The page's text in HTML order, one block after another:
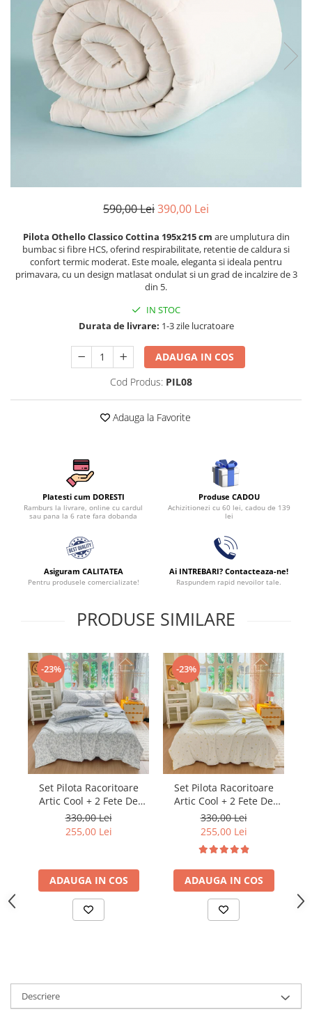
Cearceaf cu elastic
Cearceaf normal
Lenjerii De Pat Creponate
Lenjerii De Pat Bumbac Poplin 2
Persoane
Lenjerii De Pat Bumbac Poplin,
Matlasate, 2 Persoane
Lenjerii De Pat Bumbac Satinat 2
Lenjerii De Pat Catifea
Lenjerii De Pat Cocolino
Artificiala De Iepure, 6 Piese, 2
Set Lenjerie Pat Blanita Iepure, 6
Piese, Cu Pilota Inclusa
Lenjerii De Pat Premium Collection
Set Lenjerie De Pat, 7 Piese, Cu
Pilota / Cuvertura Inclusa
Set Lenjerie De Pat Jacquard Regal,
Lenjerii Damasc Egiptean King Size
Lenjerii De Pat, Finet Premium, 1
Persoana
Lenjerii De Pat Damasc 1 Persoana
Lenjerii De Pat, Imprimeu 3D, 1
590,00 Lei390,00 Lei
Pilota Othello Classico Cottina 195x215 cm are umplutura din
bumbac si fibre HCS, oferind respirabilitate, retentie de caldura si
confort termic moderat. Este moale, eleganta si ideala pentru
primavara, cu un design matlasat ondulat si un grad de incalzire de 3
din 5.
IN STOC
Durata de livrare: 1-3 zile lucratoare
ADAUGA IN COS
Cod Produs: PIL08
Adauga la Favorite
Platesti cum DORESTI
Ramburs la livrare, online cu cardul
sau pana la 6 rate fara dobanda
Produse CADOU
Achizitionezi cu 60 lei, cadou de 139
lei
Asiguram CALITATEA
Pentru produsele comercializate!
Ai INTREBARI? Contacteaza-ne!
Raspundem rapid nevoilor tale.
PRODUSE SIMILARE
-23%
Set Pilota Racoritoare
Artic Cool + 2 Fete De
Perna
330,00 Lei
255,00 Lei
ADAUGA IN COS
-23%
Set Pilota Racoritoare
Artic Cool + 2 Fete De
Perna
330,00 Lei
255,00 Lei
ADAUGA IN COS
Descriere